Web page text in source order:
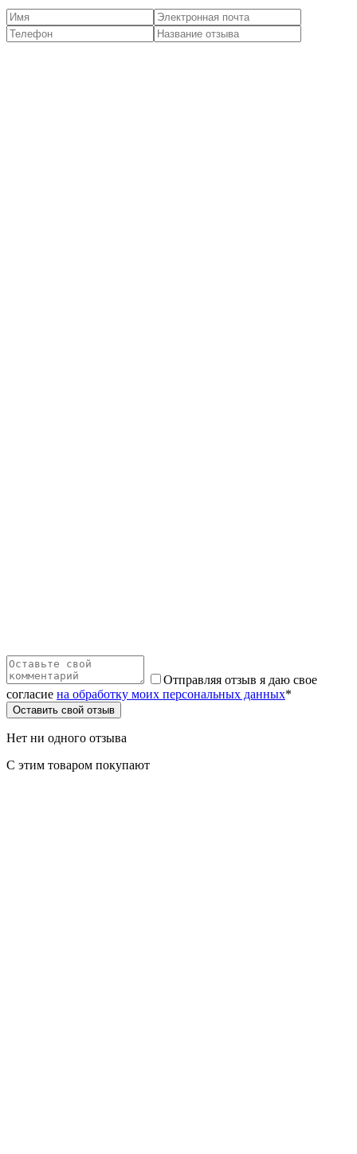
Отправляя отзыв я даю свое
согласие на обработку моих персональных данных*
Оставить свой отзыв
Нет ни одного отзыва
С этим товаром покупают